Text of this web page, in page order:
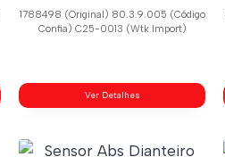
1788498 (Original) 80.3.9.005 (Código
Confia) C25-0013 (Wtk Import)
Ver Detalhes